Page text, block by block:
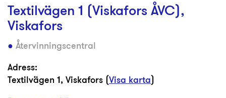
Textilvägen 1 (Viskafors ÅVC),
Viskafors
Återvinningscentral
Adress:
Textilvägen 1, Viskafors (Visa karta)